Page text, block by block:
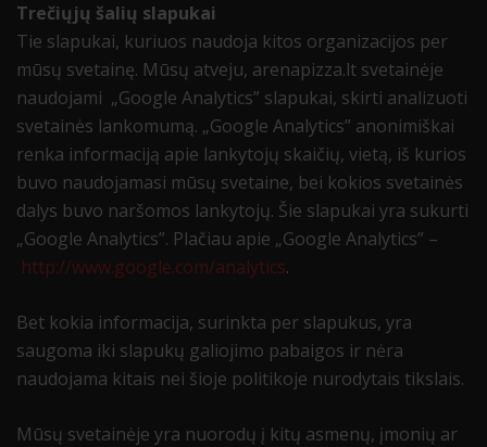
Trečiųjų šalių slapukai
Tie slapukai, kuriuos naudoja kitos organizacijos per
mūsų svetainę. Mūsų atveju, arenapizza.lt svetainėje
naudojami „Google Analytics” slapukai, skirti analizuoti
svetainės lankomumą. „Google Analytics” anonimiškai
renka informaciją apie lankytojų skaičių, vietą, iš kurios
buvo naudojamasi mūsų svetaine, bei kokios svetainės
dalys buvo naršomos lankytojų. Šie slapukai yra sukurti
„Google Analytics”. Plačiau apie „Google Analytics” –
http://www.google.com/analytics.
Bet kokia informacija, surinkta per slapukus, yra
saugoma iki slapukų galiojimo pabaigos ir nėra
naudojama kitais nei šioje politikoje nurodytais tikslais.
Mūsų svetainėje yra nuorodų į kitų asmenų, įmonių ar